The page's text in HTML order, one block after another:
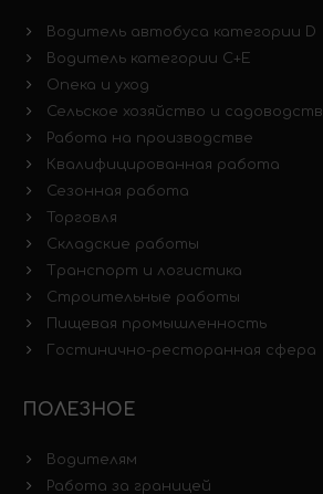
Водитель автобуса категории D
Водитель категории C+E
Опека и уход
Сельское хозяйство и
Работа на производстве
Квалифицированная работа
Сезонная работа
Торговля
Складские работы
Транспорт и логистика
Строительные работы
Пищевая промышленность
Гостинично-ресторанная сфера
ПОЛЕЗНОЕ
Водителям
Работа за границей